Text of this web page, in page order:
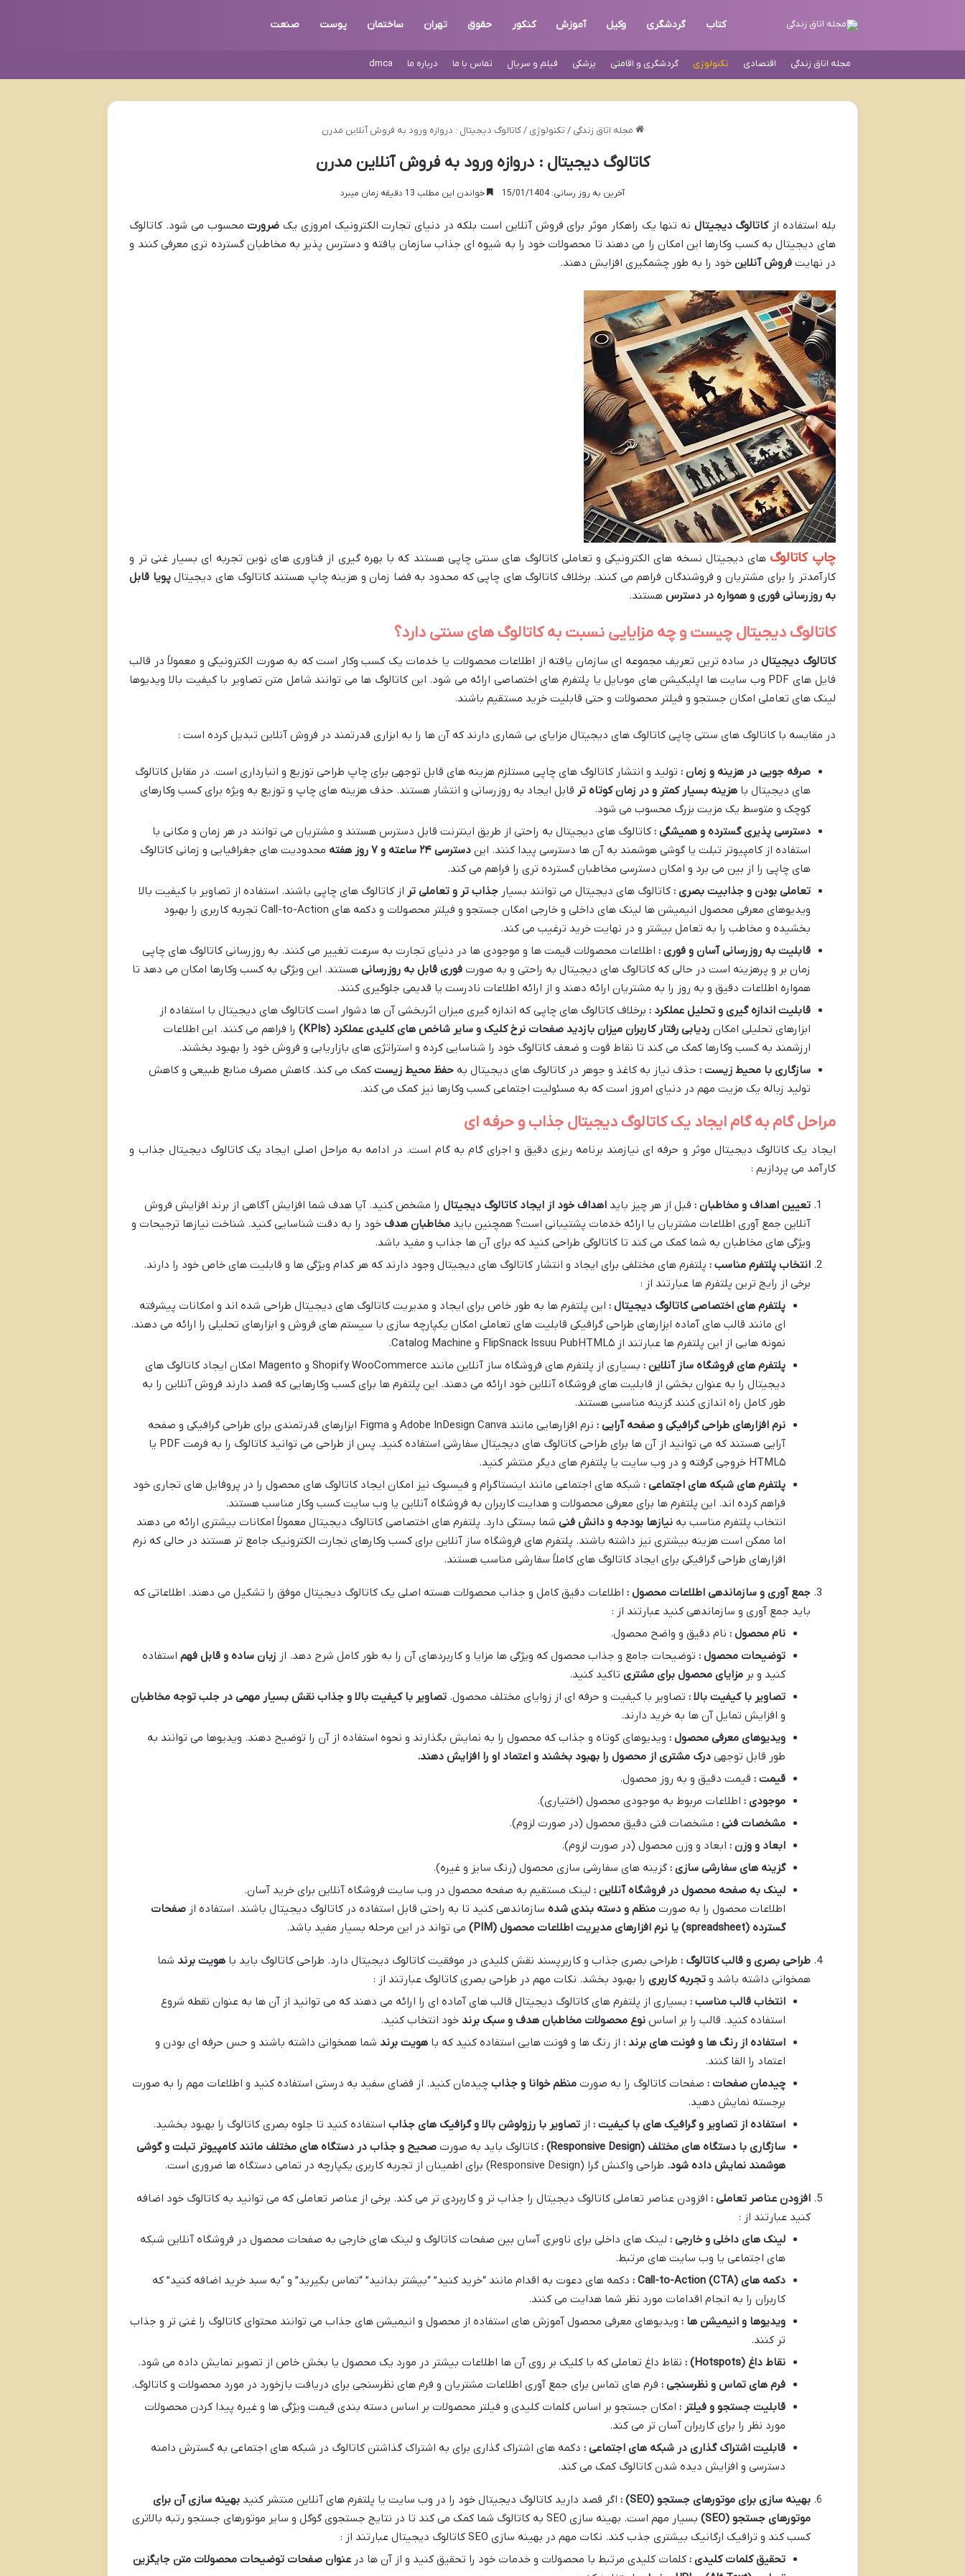
کتاب گردشگری وکیل آموزش کنکور حقوق تهران ساختمان پوست صنعت
مجله اتاق زندگی اقتصادی تکنولوژی گردشگری و اقامتی پزشکی فیلم و سریال تماس با ما درباره ما dmca
مجله اتاق زندگی / تکنولوژی / کاتالوگ دیجیتال : دروازه ورود به فروش آنلاین مدرن
کاتالوگ دیجیتال : دروازه ورود به فروش آنلاین مدرن
آخرین به روز رسانی: 15/01/1404 خواندن این مطلب 13 دقیقه زمان میبرد
بله استفاده ازکاتالوگ دیجیتال نه تنها یک راهکار موثر برای فروش آنلاین است بلکه در دنیای تجارت الکترونیک امروزی یک ضرورت محسوب می شود. کاتالوگ
های دیجیتال به کسب وکارها این امکان را می دهند تا محصولات خود را به شیوه ای جذاب سازمان یافته و دسترس پذیر به مخاطبان گسترده تری معرفی کنند و
در نهایتفروش آنلاین خود را به طور چشمگیری افزایش دهند.
چاپ کاتالوگ های دیجیتال نسخه های الکترونیکی و تعاملی کاتالوگ های سنتی چاپی هستند که با بهره گیری از فناوری های نوین تجربه ای بسیار غنی تر و
کارآمدتر را برای مشتریان و فروشندگان فراهم می کنند. برخلاف کاتالوگ های چاپی که محدود به فضا زمان و هزینه چاپ هستند کاتالوگ های دیجیتالپویا قابل
به روزرسانی فوری و همواره در دسترس هستند.
کاتالوگ دیجیتال چیست و چه مزایایی نسبت به کاتالوگ های سنتی دارد؟
کاتالوگ دیجیتالدر ساده ترین تعریف مجموعه ای سازمان یافته از اطلاعات محصولات یا خدمات یک کسب وکار است که به صورت الکترونیکی و معمولاً در قالب
فایل های PDF وب سایت ها اپلیکیشن های موبایل یا پلتفرم های اختصاصی ارائه می شود. این کاتالوگ ها می توانند شامل متن تصاویر با کیفیت بالا ویدیوها
لینک های تعاملی امکان جستجو و فیلتر محصولات و حتی قابلیت خرید مستقیم باشند.
در مقایسه با کاتالوگ های سنتی چاپی کاتالوگ های دیجیتال مزایای بی شماری دارند که آن ها را به ابزاری قدرتمند در فروش آنلاین تبدیل کرده است :
صرفه جویی در هزینه و زمان : تولید و انتشار کاتالوگ های چاپی مستلزم هزینه های قابل توجهی برای چاپ طراحی توزیع و انبارداری است. در مقابل کاتالوگ
های دیجیتال باهزینه بسیار کمتر و در زمان کوتاه تر قابل ایجاد به روزرسانی و انتشار هستند. حذف هزینه های چاپ و توزیع به ویژه برای کسب وکارهای
کوچک و متوسط یک مزیت بزرگ محسوب می شود.
دسترسی پذیری گسترده و همیشگی :کاتالوگ های دیجیتال به راحتی از طریق اینترنت قابل دسترس هستند و مشتریان می توانند در هر زمان و مکانی با
استفاده از کامپیوتر تبلت یا گوشی هوشمند به آن ها دسترسی پیدا کنند. ایندسترسی۲۴ ساعته و۷ روز هفته محدودیت های جغرافیایی و زمانی کاتالوگ
های چاپی را از بین می برد و امکان دسترسی مخاطبان گسترده تری را فراهم می کند.
تعاملی بودن و جذابیت بصری :کاتالوگ های دیجیتال می توانند بسیارجذاب تر و تعاملی تر از کاتالوگ های چاپی باشند. استفاده از تصاویر با کیفیت بالا
ویدیوهای معرفی محصول انیمیشن ها لینک های داخلی و خارجی امکان جستجو و فیلتر محصولات و دکمه های Call-to-Action تجربه کاربری را بهبود
بخشیده و مخاطب را به تعامل بیشتر و در نهایت خرید ترغیب می کند.
قابلیت به روزرسانی آسان و فوری : اطلاعات محصولات قیمت ها و موجودی ها در دنیای تجارت به سرعت تغییر می کنند. به روزرسانی کاتالوگ های چاپی
زمان بر و پرهزینه است در حالی که کاتالوگ های دیجیتال به راحتی و به صورتفوری قابل به روزرسانی هستند. این ویژگی به کسب وکارها امکان می دهد تا
همواره اطلاعات دقیق و به روز را به مشتریان ارائه دهند و از ارائه اطلاعات نادرست یا قدیمی جلوگیری کنند.
قابلیت اندازه گیری و تحلیل عملکرد : برخلاف کاتالوگ های چاپی که اندازه گیری میزان اثربخشی آن ها دشوار است کاتالوگ های دیجیتال با استفاده از
ابزارهای تحلیلی امکان ردیابی رفتار کاربران میزان بازدید صفحات نرخ کلیک و سایر شاخص های کلیدی عملکرد (KPIs)
را فراهم می کنند. این اطلاعات
ارزشمند به کسب وکارها کمک می کند تا نقاط قوت و ضعف کاتالوگ خود را شناسایی کرده و استراتژی های بازاریابی و فروش خود را بهبود بخشند.
سازگاری با محیط زیست : حذف نیاز به کاغذ و جوهر در کاتالوگ های دیجیتال بهحفظ محیط زیست کمک می کند. کاهش مصرف منابع طبیعی و کاهش
تولید زباله یک مزیت مهم در دنیای امروز است که به مسئولیت اجتماعی کسب وکارها نیز کمک می کند.
مراحل گام به گام ایجاد یک کاتالوگ دیجیتال جذاب و حرفه ای
ایجاد یک کاتالوگ دیجیتال موثر و حرفه ای نیازمند برنامه ریزی دقیق و اجرای گام به گام است. در ادامه به مراحل اصلی ایجاد یک کاتالوگ دیجیتال جذاب و
کارآمد می پردازیم :
تعیین اهداف و مخاطبان : قبل از هر چیز بایداهداف خود از ایجاد کاتالوگ دیجیتال را مشخص کنید. آیا هدف شما افزایش آگاهی از برند افزایش فروش
آنلاین جمع آوری اطلاعات مشتریان یا ارائه خدمات پشتیبانی است؟ همچنین بایدمخاطبان هدف خود را به دقت شناسایی کنید. شناخت نیازها ترجیحات و
ویژگی های مخاطبان به شما کمک می کند تا کاتالوگی طراحی کنید که برای آن ها جذاب و مفید باشد.
انتخاب پلتفرم مناسب : پلتفرم های مختلفی برای ایجاد و انتشار کاتالوگ های دیجیتال وجود دارند که هر کدام ویژگی ها و قابلیت های خاص خود را دارند.
برخی از رایج ترین پلتفرم ها عبارتند از :
پلتفرم های اختصاصی کاتالوگ دیجیتال : این پلتفرم ها به طور خاص برای ایجاد و مدیریت کاتالوگ های دیجیتال طراحی شده اند و امکانات پیشرفته
ای مانند قالب های آماده ابزارهای طراحی گرافیکی قابلیت های تعاملی امکان یکپارچه سازی با سیستم های فروش و ابزارهای تحلیلی را ارائه می دهند.
نمونه هایی از این پلتفرم ها عبارتند از FlipSnack Issuu PubHTML۵ و Catalog Machine.
پلتفرم های فروشگاه ساز آنلاین :
بسیاری از پلتفرم های فروشگاه ساز آنلاین مانند Shopify WooCommerce و Magento امکان ایجاد کاتالوگ های
دیجیتال را به عنوان بخشی از قابلیت های فروشگاه آنلاین خود ارائه می دهند. این پلتفرم ها برای کسب وکارهایی که قصد دارند فروش آنلاین را به
طور کامل راه اندازی کنند گزینه مناسبی هستند.
نرم افزارهای طراحی گرافیکی و صفحه آرایی :
نرم افزارهایی مانند Adobe InDesign Canva و Figma ابزارهای قدرتمندی برای طراحی گرافیکی و صفحه
آرایی هستند که می توانید از آن ها برای طراحی کاتالوگ های دیجیتال سفارشی استفاده کنید. پس از طراحی می توانید کاتالوگ را به فرمت PDF یا
HTML۵ خروجی گرفته و در وب سایت یا پلتفرم های دیگر منتشر کنید.
پلتفرم های شبکه های اجتماعی : شبکه های اجتماعی مانند اینستاگرام و فیسبوک نیز امکان ایجاد کاتالوگ های محصول را در پروفایل های تجاری خود
فراهم کرده اند. این پلتفرم ها برای معرفی محصولات و هدایت کاربران به فروشگاه آنلاین یا وب سایت کسب وکار مناسب هستند.
انتخاب پلتفرم مناسب بهنیازها بودجه و دانش فنی شما بستگی دارد. پلتفرم های اختصاصی کاتالوگ دیجیتال معمولاً امکانات بیشتری ارائه می دهند
اما ممکن است هزینه بیشتری نیز داشته باشند. پلتفرم های فروشگاه ساز آنلاین برای کسب وکارهای تجارت الکترونیک جامع تر هستند در حالی که نرم
افزارهای طراحی گرافیکی برای ایجاد کاتالوگ های کاملاً سفارشی مناسب هستند.
جمع آوری و سازماندهی اطلاعات محصول : اطلاعات دقیق کامل و جذاب محصولات هسته اصلی یک کاتالوگ دیجیتال موفق را تشکیل می دهند. اطلاعاتی که
باید جمع آوری و سازماندهی کنید عبارتند از :
نام محصول : نام دقیق و واضح محصول.
توضیحات محصول : توضیحات جامع و جذاب محصول که ویژگی ها مزایا و کاربردهای آن را به طور کامل شرح دهد. از زبان ساده و قابل فهم استفاده
کنید و برمزایای محصول برای مشتری تاکید کنید.
تصاویر با کیفیت بالا : تصاویر با کیفیت و حرفه ای از زوایای مختلف محصول.تصاویر با کیفیت بالا و جذاب نقش بسیار مهمی در جلب توجه مخاطبان
و افزایش تمایل آن ها به خرید دارند.
ویدیوهای معرفی محصول : ویدیوهای کوتاه و جذاب که محصول را به نمایش بگذارند و نحوه استفاده از آن را توضیح دهند. ویدیوها می توانند به
طور قابل توجهیدرک مشتری از محصول را بهبود بخشند و اعتماد او را افزایش دهند.
قیمت : قیمت دقیق و به روز محصول.
موجودی : اطلاعات مربوط به موجودی محصول (اختیاری).
مشخصات فنی : مشخصات فنی دقیق محصول (در صورت لزوم).
ابعاد و وزن : ابعاد و وزن محصول (در صورت لزوم).
گزینه های سفارشی سازی :گزینه های سفارشی سازی محصول (رنگ سایز و غیره).
لینک به صفحه محصول در فروشگاه آنلاین : لینک مستقیم به صفحه محصول در وب سایت فروشگاه آنلاین برای خرید آسان.
اطلاعات محصول را به صورتمنظم و دسته بندی شده سازماندهی کنید تا به راحتی قابل استفاده در کاتالوگ دیجیتال باشند. استفاده ازصفحات
گسترده (spreadsheet) یا نرم افزارهای مدیریت اطلاعات محصول (PIM) می تواند در این مرحله بسیار مفید باشد.
طراحی بصری و قالب کاتالوگ : طراحی بصری جذاب و کاربرپسند نقش کلیدی در موفقیت کاتالوگ دیجیتال دارد. طراحی کاتالوگ باید باهویت برند شما
همخوانی داشته باشد وتجربه کاربری را بهبود بخشد. نکات مهم در طراحی بصری کاتالوگ عبارتند از :
انتخاب قالب مناسب : بسیاری از پلتفرم های کاتالوگ دیجیتال قالب های آماده ای را ارائه می دهند که می توانید از آن ها به عنوان نقطه شروع
استفاده کنید. قالب را بر اساسنوع محصولات مخاطبان هدف و سبک برند خود انتخاب کنید.
استفاده از رنگ ها و فونت های برند : از رنگ ها و فونت هایی استفاده کنید که باهویت برند شما همخوانی داشته باشند و حس حرفه ای بودن و
اعتماد را القا کنند.
چیدمان صفحات : صفحات کاتالوگ را به صورتمنظم خوانا و جذاب چیدمان کنید. از فضای سفید به درستی استفاده کنید و اطلاعات مهم را به صورت
برجسته نمایش دهید.
استفاده از تصاویر و گرافیک های با کیفیت : ازتصاویر با رزولوشن بالا و گرافیک های جذاب استفاده کنید تا جلوه بصری کاتالوگ را بهبود بخشید.
سازگاری با دستگاه های مختلف (Responsive Design)
:کاتالوگ باید به صورتصحیح و جذاب در دستگاه های مختلف مانند کامپیوتر تبلت و گوشی
هوشمند نمایش داده شود. طراحی واکنش گرا (Responsive Design) برای اطمینان از تجربه کاربری یکپارچه در تمامی دستگاه ها ضروری است.
افزودن عناصر تعاملی : افزودن عناصر تعاملی کاتالوگ دیجیتال را جذاب تر و کاربردی تر می کند. برخی از عناصر تعاملی که می توانید به کاتالوگ خود اضافه
کنید عبارتند از :
لینک های داخلی و خارجی : لینک های داخلی برای ناوبری آسان بین صفحات کاتالوگ و لینک های خارجی به صفحات محصول در فروشگاه آنلاین شبکه
های اجتماعی یا وب سایت های مرتبط.
دکمه های Call-to-Action (CTA)
: دکمه های دعوت به اقدام مانند “خرید کنید” “بیشتر بدانید” “تماس بگیرید” و “به سبد خرید اضافه کنید” که
کاربران را به انجام اقدامات مورد نظر شما هدایت می کنند.
ویدیوها و انیمیشن ها : ویدیوهای معرفی محصول آموزش های استفاده از محصول و انیمیشن های جذاب می توانند محتوای کاتالوگ را غنی تر و جذاب
تر کنند.
نقاط داغ (Hotspots)
: نقاط داغ تعاملی که با کلیک بر روی آن ها اطلاعات بیشتر در مورد یک محصول یا بخش خاص از تصویر نمایش داده می شود.
فرم های تماس و نظرسنجی : فرم های تماس برای جمع آوری اطلاعات مشتریان و فرم های نظرسنجی برای دریافت بازخورد در مورد محصولات و کاتالوگ.
قابلیت جستجو و فیلتر : امکان جستجو بر اساس کلمات کلیدی و فیلتر محصولات بر اساس دسته بندی قیمت ویژگی ها و غیره پیدا کردن محصولات
مورد نظر را برای کاربران آسان تر می کند.
قابلیت اشتراک گذاری در شبکه های اجتماعی : دکمه های اشتراک گذاری برای به اشتراک گذاشتن کاتالوگ در شبکه های اجتماعی به گسترش دامنه
دسترسی و افزایش دیده شدن کاتالوگ کمک می کند.
بهینه سازی برای موتورهای جستجو (SEO)
: اگر قصد دارید کاتالوگ دیجیتال خود را در وب سایت یا پلتفرم های آنلاین منتشر کنیدبهینه سازی آن برای
موتورهای جستجو (SEO)
بسیار مهم است. بهینه سازی SEO به کاتالوگ شما کمک می کند تا در نتایج جستجوی گوگل و سایر موتورهای جستجو رتبه بالاتری
کسب کند و ترافیک ارگانیک بیشتری جذب کند. نکات مهم در بهینه سازی SEO کاتالوگ دیجیتال عبارتند از :
تحقیق کلمات کلیدی :کلمات کلیدی مرتبط با محصولات و خدمات خود را تحقیق کنید و از آن ها درعنوان صفحات توضیحات محصولات متن جایگزین